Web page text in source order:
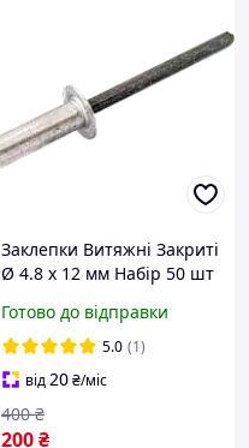
Заклепки Витяжні Закриті
Ø 4.8 х 12 мм Набір 50 шт
Готово до відправки
5.0 (1)
від20₴/міс
200₴
400 ₴